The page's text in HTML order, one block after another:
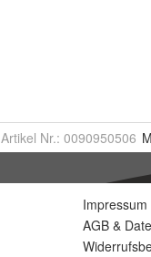
Artikel Nr.: 0090950506
Impressum
AGB &